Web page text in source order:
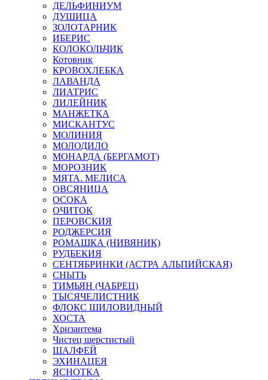
ДЕЛЬФИНИУМ
ДУШИЦА
ЗОЛОТАРНИК
ИБЕРИС
КОЛОКОЛЬЧИК
Котовник
КРОВОХЛЕБКА
ЛАВАНДА
ЛИАТРИС
ЛИЛЕЙНИК
МАНЖЕТКА
МИСКАНТУС
МОЛИНИЯ
МОЛОДИЛО
МОНАРДА (БЕРГАМОТ)
МОРОЗНИК
МЯТА. МЕЛИСА
ОВСЯНИЦА
ОСОКА
ОЧИТОК
ПЕРОВСКИЯ
РОДЖЕРСИЯ
РОМАШКА (НИВЯНИК)
РУДБЕКИЯ
СЕНТЯБРИНКИ (АСТРА АЛЬПИЙСКАЯ)
СНЫТЬ
ТИМЬЯН (ЧАБРЕЦ)
ТЫСЯЧЕЛИСТНИК
ФЛОКС ШИЛОВИДНЫЙ
ХОСТА
Хризантема
Чистец шерстистый
ШАЛФЕЙ
ЭХИНАЦЕЯ
ЯСНОТКА